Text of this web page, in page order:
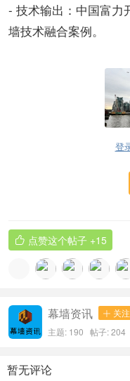
- 技术输出：中国富力
墙技术融合案例。
登
 点赞这个帖子 +15
幕墙资讯  关注
主题: 190 帖子: 204
暂无评论